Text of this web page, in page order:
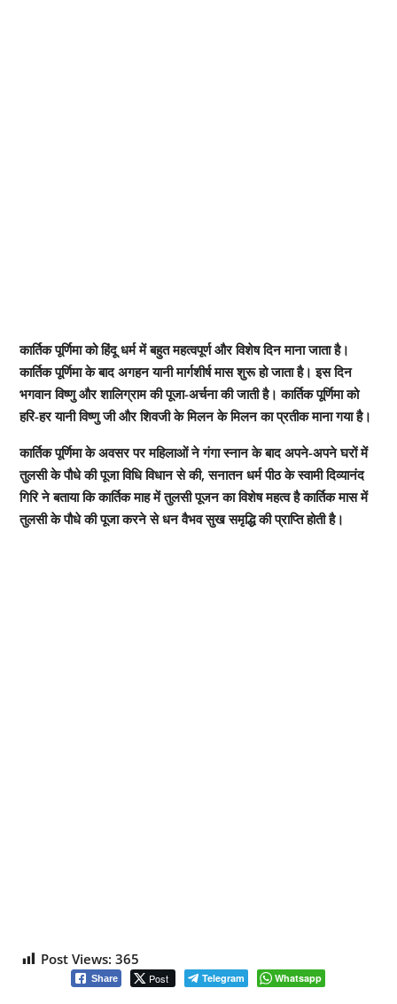
कार्तिक पूर्णिमा को हिंदू धर्म में बहुत महत्वपूर्ण और विशेष दिन माना जाता है।
कार्तिक पूर्णिमा के बाद अगहन यानी मार्गशीर्ष मास शुरू हो जाता है। इस दिन
भगवान विष्णु और शालिग्राम की पूजा-अर्चना की जाती है। कार्तिक पूर्णिमा को
हरि-हर यानी विष्णु जी और शिवजी के मिलन के मिलन का प्रतीक माना गया है।
कार्तिक पूर्णिमा के अवसर पर महिलाओं ने गंगा स्नान के बाद अपने-अपने घरों में
तुलसी के पौधे की पूजा विधि विधान से की, सनातन धर्म पीठ के स्वामी दिव्यानंद
गिरि ने बताया कि कार्तिक माह में तुलसी पूजन का विशेष महत्व है कार्तिक मास में
तुलसी के पौधे की पूजा करने से धन वैभव सुख समृद्धि की प्राप्ति होती है।
Post Views: 365
Share Post Telegram Whatsapp